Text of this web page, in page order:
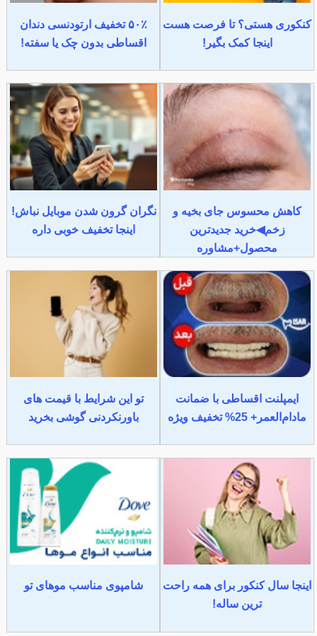
کنکوری هستی؟ تا فرصت هست
اینجا کمک بگیر!
۵۰٪ تخفیف ارتودنسی دندان
اقساطی بدون چک یا سفته!
کاهش محسوس جای بخیه و
زخم◀خرید جدیدترین
محصول+مشاوره
نگران گرون شدن موبایل نباش!
اینجا تخفیف خوبی داره
ایمپلنت اقساطی با ضمانت
مادام‌العمر+ 25% تخفیف ویژه
تو این شرایط با قیمت های
باورنکردنی گوشی بخرید
اینجا سال کنکور برای همه راحت
ترین ساله!
شامپوی مناسب موهای تو